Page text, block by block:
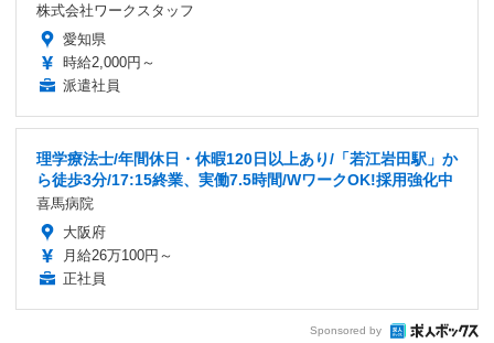
株式会社ワークスタッフ
愛知県
時給2,000円～
派遣社員
理学療法士/年間休日・休暇120日以上あり/「若江岩田駅」か
ら徒歩3分/17:15終業、実働7.5時間/WワークOK!採用強化中
喜馬病院
大阪府
月給26万100円～
正社員
Sponsored by